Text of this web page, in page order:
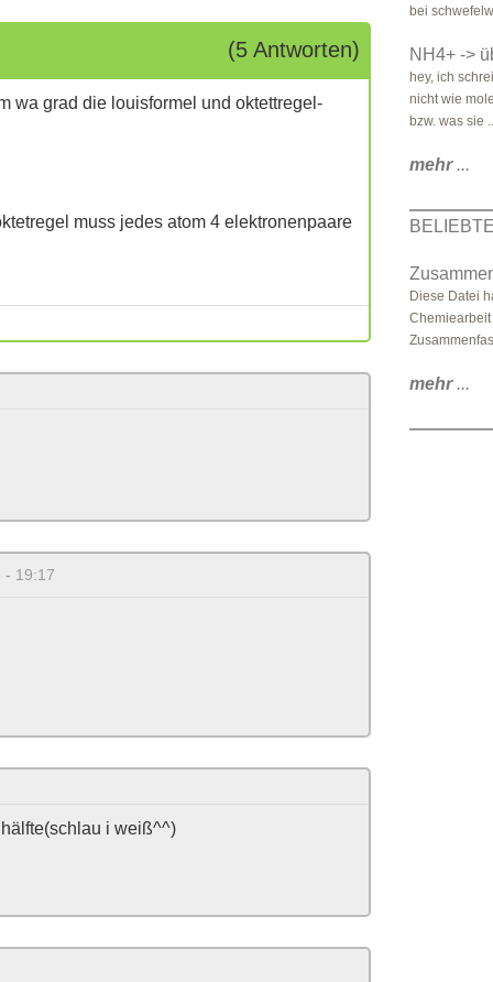
(5 Antworten)
wa grad die louisformel und oktettregel-
muss jedes atom 4 elektronenpaare
19:17
i weiß^^)
bei
NH4+ ->
hey, ich
nicht wie
bzw. was sie ..
mehr...
Diese Datei
mehr...